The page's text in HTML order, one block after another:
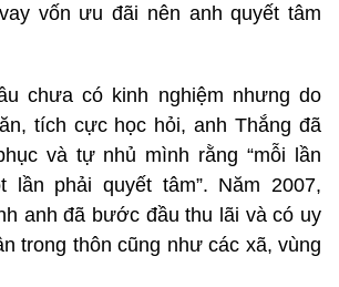
vốn ưu đãi nên anh quyết tâm
chưa có kinh nghiệm nhưng do
tích cực học hỏi, anh Thắng đã
và tự nhủ mình rằng “mỗi lần
lần phải quyết tâm”. Năm 2007,
anh đã bước đầu thu lãi và có uy
trong thôn cũng như các xã, vùng